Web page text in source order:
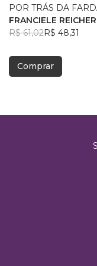
POR TRÁS DA
FRANCIELE
R$ 61,02R$ 48,31
Comprar